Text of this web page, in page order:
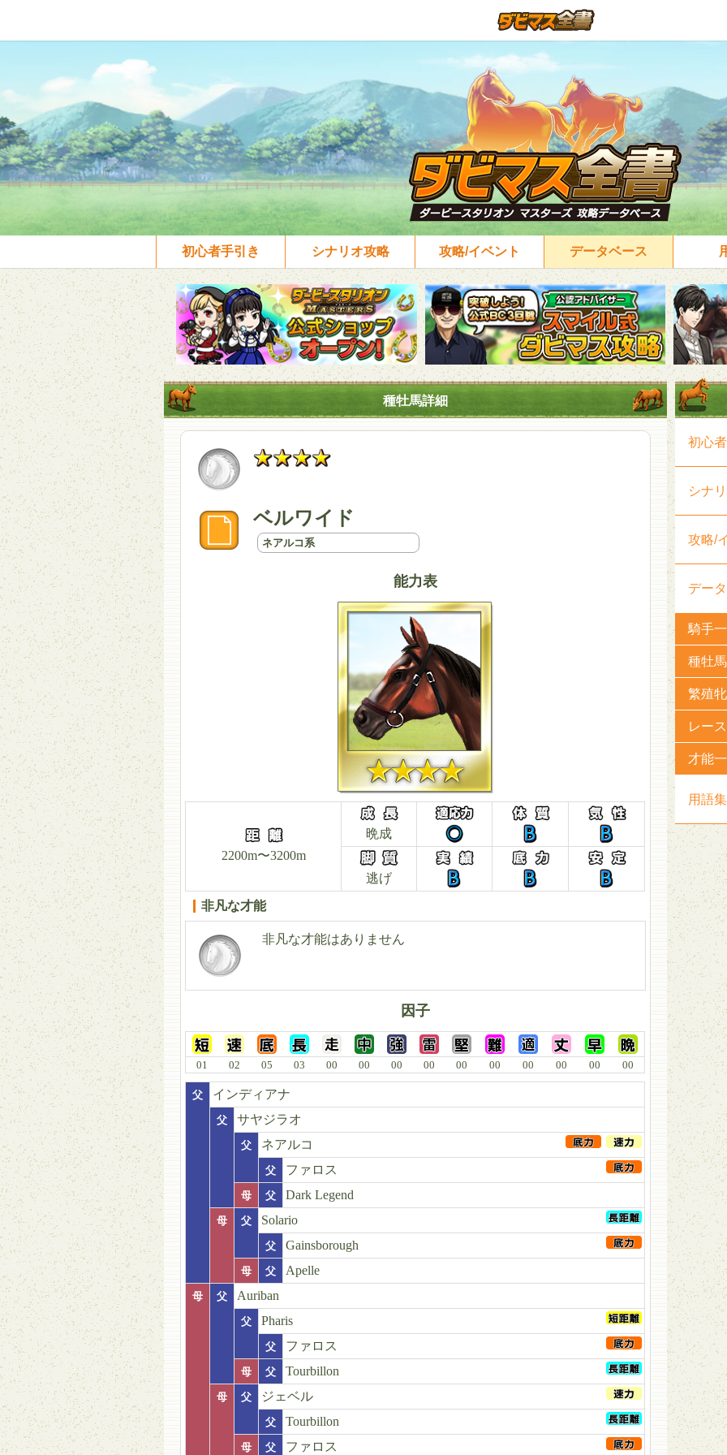
初心者手引き シナリオ攻略 攻略/イベント データベース
種牡馬詳細
ベルワイド
ネアルコ系
能力表
2200m〜3200m
晩成
逃げ
非凡な才能
非凡な才能はありません
因子
01 02 05 03 00 00 00 00 00 00 00 00 00 00
父 インディアナ
父 サヤジラオ
父 ネアルコ
父 ファロス
母 父 Dark Legend
母 父 Solario
父 Gainsborough
母 父 Apelle
母 父 Auriban
父 Pharis
父 ファロス
母 父 Tourbillon
母 父 ジェベル
父 Tourbillon
母 父 ファロス
初心
シナ
攻略/
デー
騎手
種牡
繁殖
レー
才能
用語集